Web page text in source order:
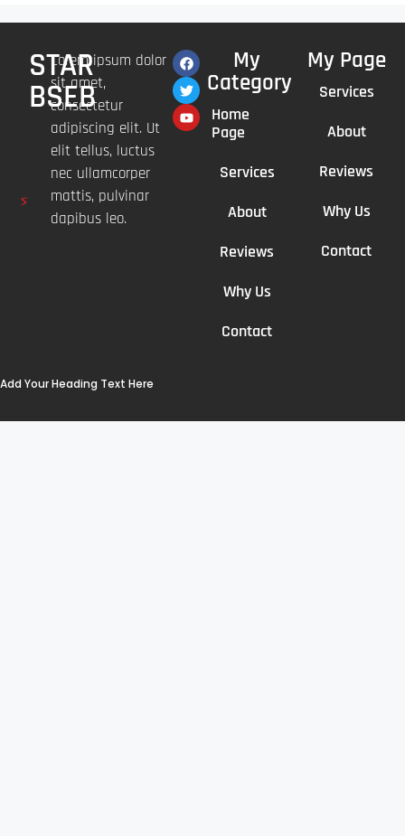
STAR
BSEB
Lorem ipsum dolor
sit amet,
consectetur
adipiscing elit. Ut
elit tellus, luctus
nec ullamcorper
mattis, pulvinar
dapibus leo.
My
Category
Home
Page
Services
About
Reviews
Why Us
Contact
My Page
Services
About
Reviews
Why Us
Contact
Add Your Heading Text Here